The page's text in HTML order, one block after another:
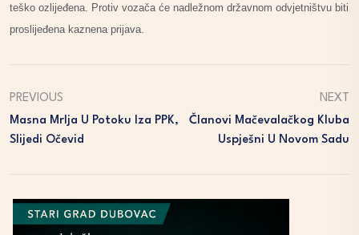
teško ozlijeđena. Protiv vozača će nadležnom državnom odvjetništvu biti
proslijeđena kaznena prijava.
PREVIOUS
Masna Mrlja U Potoku Iza PPK,
Slijedi Očevid
NEXT
Članovi Mačevalačkog Kluba
Uspješni U Novom Sadu